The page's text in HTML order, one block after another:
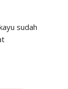
sudah